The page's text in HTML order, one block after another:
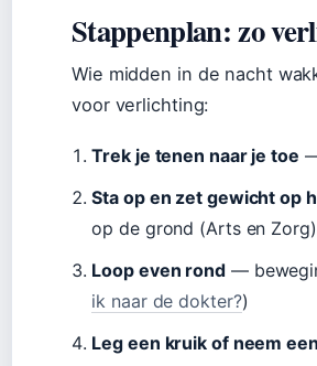
Stappenplan: zo
Wie midden in de nacht
voor verlichting:
Trek je tenen naar je toe
Sta op en zet gewicht op
op de grond (Arts en Zorg)
Loop even rond —
ik naar de dokter?)
Leg een kruik of neem